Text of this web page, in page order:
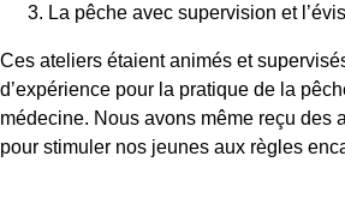
La pêche avec supervision et
Ces ateliers étaient animés et
d’expérience pour la pratique de la
médecine. Nous avons même reçu des
pour stimuler nos jeunes aux règles